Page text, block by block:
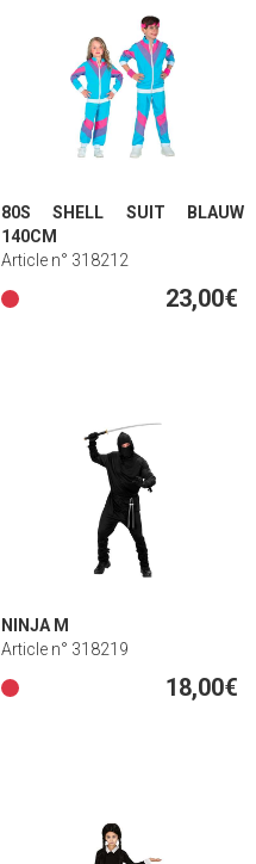
80S SHELL SUIT BLAUW
140CM
Article n° 318212
23,00€
NINJA M
Article n° 318219
18,00€